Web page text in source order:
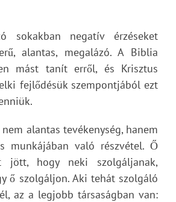
sokakban negatív érzéseket
alantas, megalázó. A Biblia
mást tanít erről, és Krisztus
fejlődésük szempontjából ezt
alantas tevékenység, hanem
munkájában való részvétel. Ő
jött, hogy neki szolgáljanak,
ő szolgáljon. Aki tehát szolgáló
az a legjobb társaságban van: